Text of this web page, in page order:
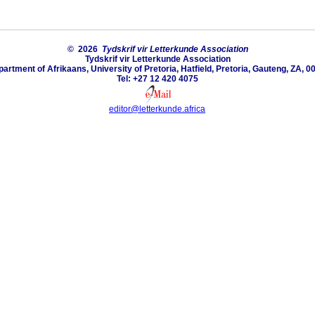
© 2026 Tydskrif vir Letterkunde Association
Tydskrif vir Letterkunde Association
of Afrikaans, University of Pretoria, Hatfield, Pretoria, Gauteng, ZA,
Tel: +27 12 420 4075
editor@letterkunde.africa